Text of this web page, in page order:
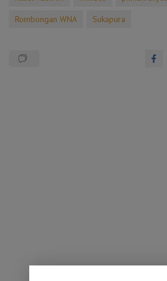
Rombongan WNA
Sukapura